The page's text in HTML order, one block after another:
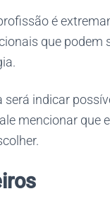
é
que podem
indicar
mencionar que